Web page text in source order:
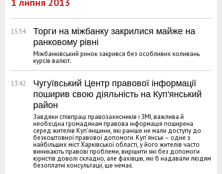
15:54
Торги на міжбанку закрилися майже на
ранковому рівні
Міжбанківський ринок закрився без особливих коливань
курсів валют.
13:42
Чугуївський Центр правової інформації
поширив свою діяльність на Куп'янський
район
Завдяки співпраці правозахисників і ЗМІ, важлива й
необхідна громадянам правова інформація поширена
серед жителів Куп’янщини, які раніше не мали доступу до
безкоштовної правової допомоги. Куп’янськ – одне з
найбільших міст Харківської області, у його жителів часто
виникають правові проблеми, вирішити які без допомоги
юристів доволі складно, але фахівців, які б надавали людям
безоплатні консультації, ще немає.